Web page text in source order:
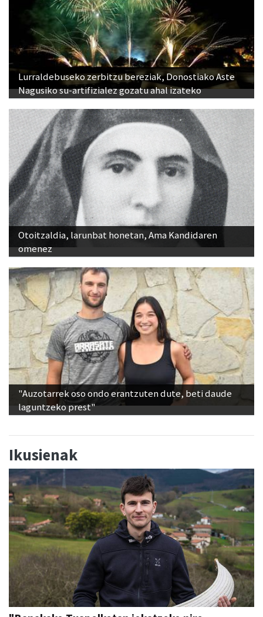
Lurraldebuseko zerbitzu bereziak, Donostiako Aste
Nagusiko su-artifizialez gozatu ahal izateko
Otoitzaldia, larunbat honetan, Ama Kandidaren
omenez
"Auzotarrek oso ondo erantzuten dute, beti daude
laguntzeko prest"
Ikusienak